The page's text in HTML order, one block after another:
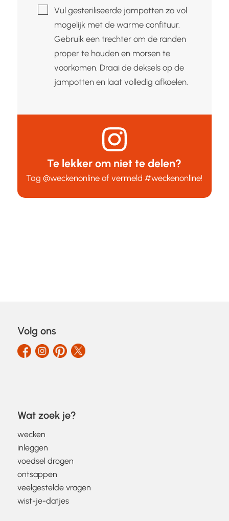
▢Vul gesteriliseerde jampotten zo vol
mogelijk met de warme confituur.
Gebruik een trechter om de randen
proper te houden en morsen te
voorkomen. Draai de deksels op de
jampotten en laat volledig afkoelen.
Te lekker om niet te delen?
Tag@weckenonline of vermeld#weckenonline!
Volg ons
Wat zoek je?
wecken
inleggen
voedsel drogen
ontsappen
veelgestelde vragen
wist-je-datjes